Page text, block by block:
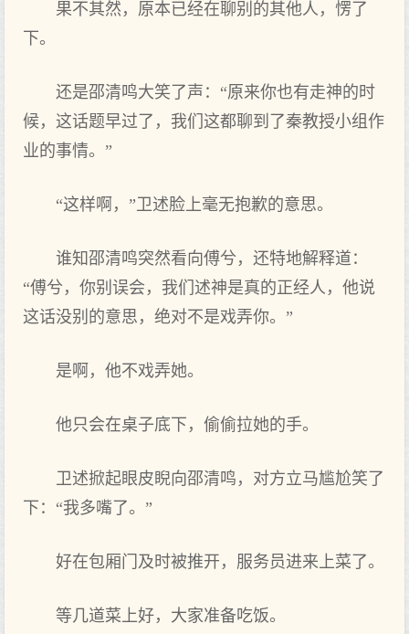
果不其然，原本已经在聊别的其他人，愣了
下。
还是邵清鸣大笑了声：“原来你也有走神的时
候，这话题早过了，我们这都聊到了秦教授小组作
业的事情。”
“这样啊，”卫述脸上毫无抱歉的意思。
谁知邵清鸣突然看向傅兮，还特地解释道：
“傅兮，你别误会，我们述神是真的正经人，他说
这话没别的意思，绝对不是戏弄你。”
是啊，他不戏弄她。
他只会在桌子底下，偷偷拉她的手。
卫述掀起眼皮睨向邵清鸣，对方立马尴尬笑了
下：“我多嘴了。”
好在包厢门及时被推开，服务员进来上菜了。
等几道菜上好，大家准备吃饭。